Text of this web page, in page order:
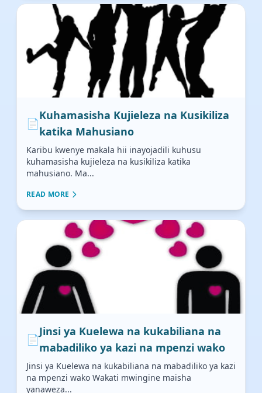
📄
Kuhamasisha Kujieleza na Kusikiliza
katika Mahusiano
Karibu kwenye makala hii inayojadili kuhusu
kuhamasisha kujieleza na kusikiliza katika
mahusiano. Ma...
READ MORE
📄
Jinsi ya Kuelewa na kukabiliana na
mabadiliko ya kazi na mpenzi wako
Jinsi ya Kuelewa na kukabiliana na mabadiliko ya kazi
na mpenzi wako Wakati mwingine maisha
yanaweza...